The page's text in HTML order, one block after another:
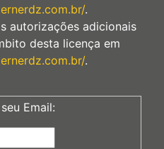
.
autorizações adicionais
desta licença em
.
Email: